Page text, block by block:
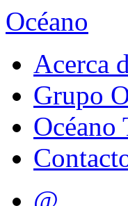
Océano
Acerca
Grupo
Océano